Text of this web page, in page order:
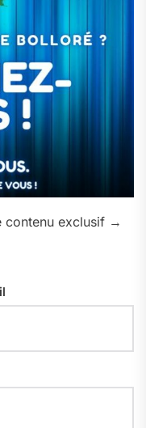
contenu exclusif →